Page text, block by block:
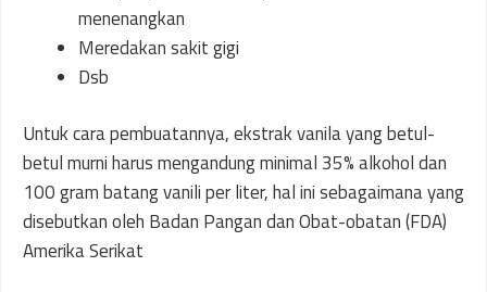
menenangkan
Meredakan sakit gigi
Dsb
Untuk cara pembuatannya, ekstrak vanila yang betul-
betul murni harus mengandung minimal 35% alkohol dan
100 gram batang vanili per liter, hal ini sebagaimana yang
disebutkan oleh Badan Pangan dan Obat-obatan (FDA)
Amerika Serikat